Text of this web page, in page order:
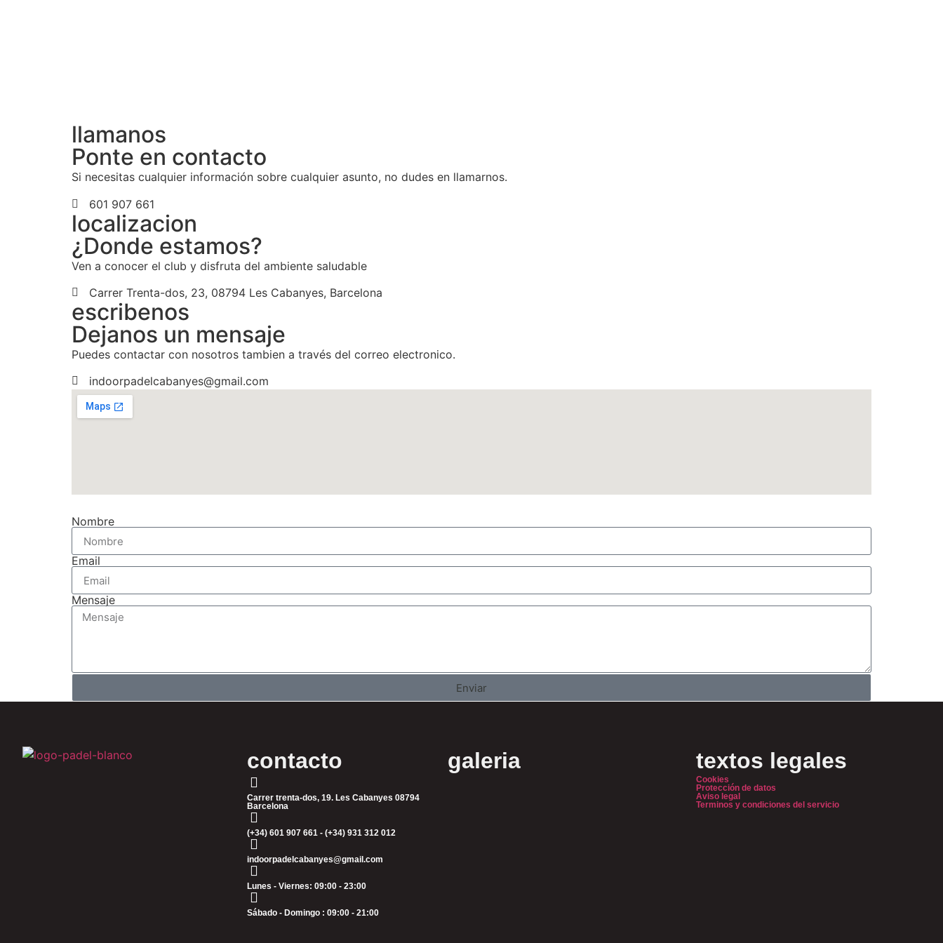
llamanos
Ponte en contacto
Si necesitas cualquier información sobre cualquier asunto, no dudes en llamarnos.
601 907 661
localizacion
¿Donde estamos?
Ven a conocer el club y disfruta del ambiente saludable
Carrer Trenta-dos, 23, 08794 Les Cabanyes, Barcelona
escribenos
Dejanos un mensaje
Puedes contactar con nosotros tambien a través del correo electronico.
indoorpadelcabanyes@gmail.com
Nombre
Email
Mensaje
Enviar
contacto
Carrer trenta-dos, 19. Les Cabanyes 08794
Barcelona
(+34) 601 907 661 - (+34) 931 312 012
indoorpadelcabanyes@gmail.com
Lunes - Viernes: 09:00 - 23:00
Sábado - Domingo : 09:00 - 21:00
galeria textos legales
Cookies
Protección de datos
Aviso legal
Terminos y condiciones del servicio